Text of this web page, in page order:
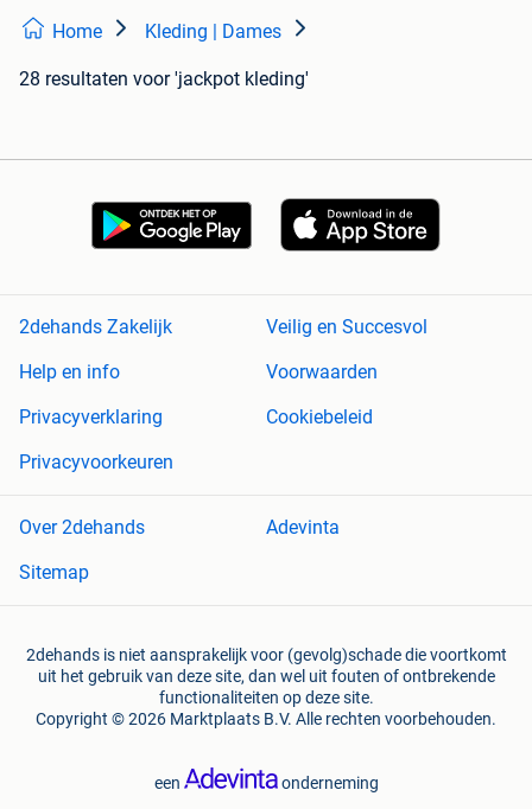
Home Kleding | Dames
28 resultaten voor 'jackpot kleding'
2dehands Zakelijk
Veilig en Succesvol
Help en info
Voorwaarden
Privacyverklaring
Cookiebeleid
Privacyvoorkeuren
Over 2dehands
Adevinta
Sitemap
2dehands is niet aansprakelijk voor (gevolg)schade die voortkomt
uit het gebruik van deze site, dan wel uit fouten of ontbrekende
functionaliteiten op deze site.
Copyright © 2026 Marktplaats B.V. Alle rechten voorbehouden.
een onderneming